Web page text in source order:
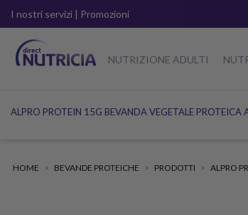
ALPRO PROTEIN 15G BEVANDA VEGETALE
HOME BEVANDE PROTEICHE PRODOTTI ALPRO
I nostri servizi | Promozioni
NUTRIZIONE ADULTI